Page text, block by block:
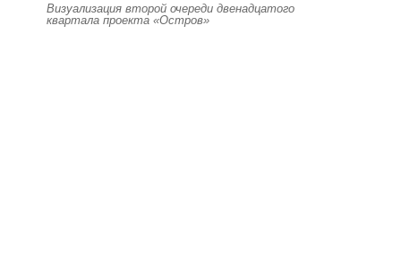
Визуализация второй очереди двенадцатого
квартала проекта «Остров»